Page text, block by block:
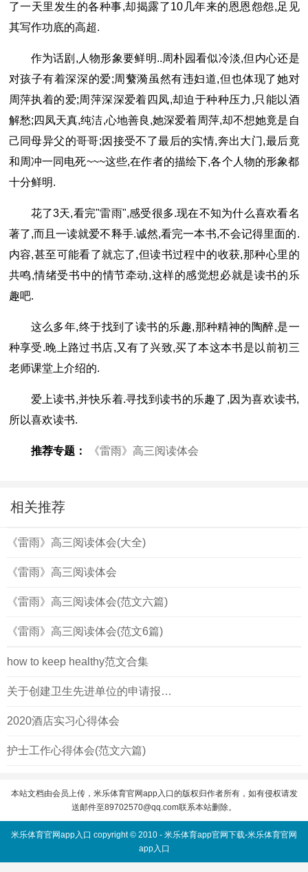
了一天里发生的各种事,却揭露了10几年来的恩恩怨怨,足见
其写作功底的高超.
作为话剧,人物形象要鲜明..周朴园看似冷淡,但内心还是
对孩子有着深深的爱;周蘩漪虽然有违妇道,但也体现了她对
周萍执着的爱;周萍深深爱着四凤,却迫于种种压力,只能以酒
解愁;四凤天真,纯洁,心地善良,她深爱着周萍,却不想她竟是自
己同母异父的哥哥;因接受不了最后的实情,奔出大门,最后竟
和周冲一同电死~~~这些,在作者的描绘下,各个人物的形象都
十分鲜明.
花了3天,看完"雷雨",感受很多.现在不知为什么喜欢看名
著了,而且一读就爱不释手.诚然,看完一本书,不会记得里面的.
内容,甚至可能看了就忘了,但读书过程中的收获,那种心里的
共鸣,情绪受书中的情节牵动,这样的感觉想必就是读书的乐
趣吧.
这么多年,终于找到了读书的乐趣,那种精神的陶醉,是一
种享受.晚上路过书店,又有了兴致,买了本这本书是以前初三
老师课堂上介绍的.
爱上读书,并快乐着.寻找到读书的乐趣了,因为喜欢读书,
所以喜欢读书.
推荐专题： 《雷雨》高三阅读体会
相关推荐
《雷雨》高三阅读体会(大全)
《雷雨》高三阅读体会
《雷雨》高三阅读体会(范文六篇)
《雷雨》高三阅读体会(范文6篇)
how to keep healthy范文合集
关于创建卫生先进单位的申请报告(正)
2020酒店实习心得体会
护士工作心得体会(范文六篇)
本站文档由会员上传，米乐体育官网app入口的版权归作者所有，如有侵权请发
送邮件至89702570@qq.com联系本站删除。
米乐体育官网app入口 copyright © 2010 - 米乐体育app官网下载-米乐体育官网
app入口